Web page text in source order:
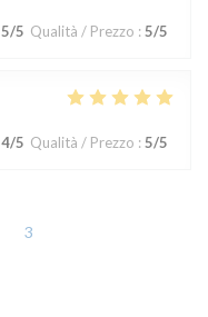
5/5 Qualità / Prezzo : 5/5
4/5 Qualità / Prezzo : 5/5
3